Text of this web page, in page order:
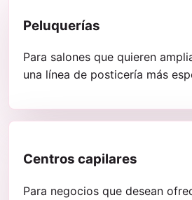
Peluquerías
Para salones que quieren
una línea de posticería más
Centros capilares
Para negocios que desean